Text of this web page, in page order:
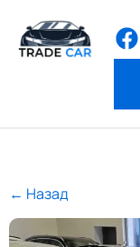
← Назад